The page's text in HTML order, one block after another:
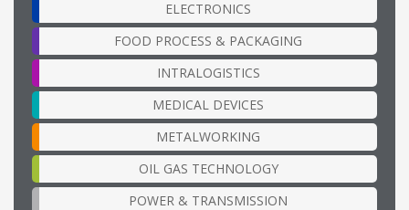
ELECTRONICS
FOOD PROCESS & PACKAGING
INTRALOGISTICS
MEDICAL DEVICES
METALWORKING
OIL GAS TECHNOLOGY
POWER & TRANSMISSION